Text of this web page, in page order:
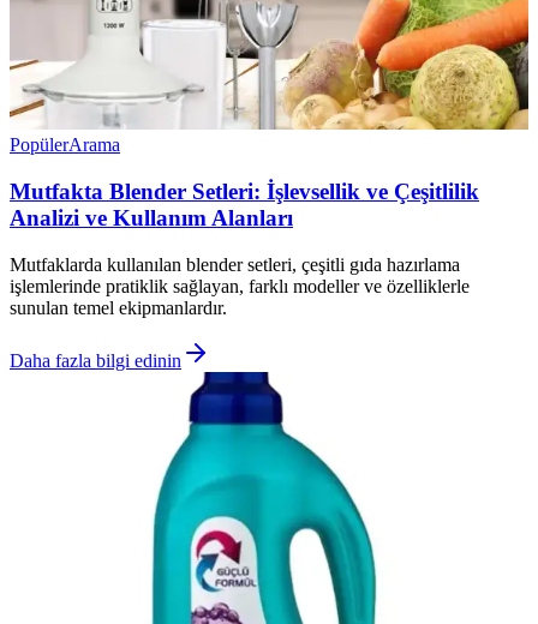
PopülerArama
Mutfakta Blender Setleri: İşlevsellik ve Çeşitlilik
Analizi ve Kullanım Alanları
Mutfaklarda kullanılan blender setleri, çeşitli gıda hazırlama
işlemlerinde pratiklik sağlayan, farklı modeller ve özelliklerle
sunulan temel ekipmanlardır.
Daha fazla bilgi edinin